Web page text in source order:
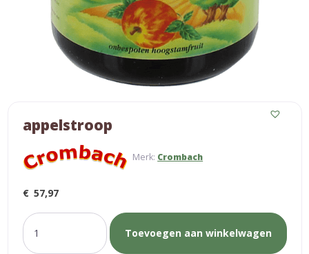
appelstroop
Merk: Crombach
€ 57,97
appelstroop
aantal
Toevoegen aan winkelwagen